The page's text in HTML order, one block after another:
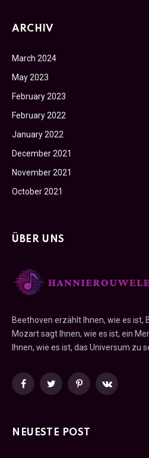
ARCHIV
March 2024
May 2023
February 2023
February 2022
January 2022
December 2021
November 2021
October 2021
ÜBER UNS
Beethoven erzählt Ihnen, wie es ist,
Mozart sagt Ihnen, wie es ist, ein
Ihnen, wie es ist, das Universum zu
FacebookTwitterPinterestVKontakte
NEUESTE POST